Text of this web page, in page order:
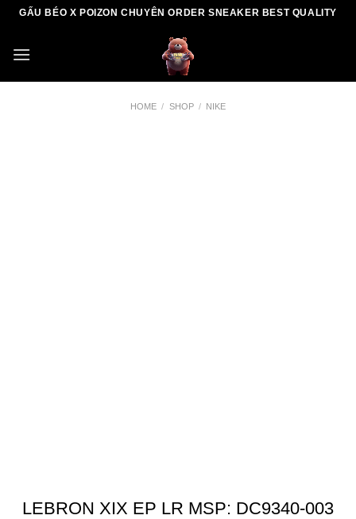
Skip
content
GẤU BÉO X POIZON CHUYÊN ORDER SNEAKER BEST QUALITY
HOME / SHOP / NIKE
LEBRON XIX EP LR MSP: DC9340-003